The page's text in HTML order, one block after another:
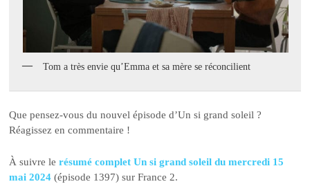
Tom a très envie qu’Emma et sa mère se réconcilient
Que pensez-vous du nouvel épisode d’Un si grand soleil ?
Réagissez en commentaire !
À suivre lerésumé complet Un si grand soleil du mercredi 15
mai 2024 (épisode 1397) sur France 2.